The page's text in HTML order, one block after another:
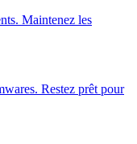
Maintenez les
Restez prêt pour